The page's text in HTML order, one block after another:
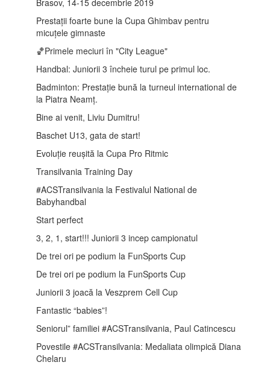
Prestații foarte bune la Cupa Ghimbav pentru
micuțele gimnaste
🏀Primele meciuri în "City League"
Handbal: Juniorii 3 încheie turul pe primul loc.
Badminton: Prestație bună la turneul international de
la Piatra Neamț.
Bine ai venit, Liviu Dumitru!
Baschet U13, gata de start!
Evoluție reușită la Cupa Pro Ritmic
Transilvania Training Day
#ACSTransilvania la Festivalul National de
Babyhandbal
Start perfect
3, 2, 1, start!!! Juniorii 3 incep campionatul
De trei ori pe podium la FunSports Cup
De trei ori pe podium la FunSports Cup
Juniorii 3 joacă la Veszprem Cell Cup
Fantastic “babies”!
Seniorul” familiei #ACSTransilvania, Paul Catincescu
Povestile #ACSTransilvania: Medaliata olimpică Diana
Chelaru